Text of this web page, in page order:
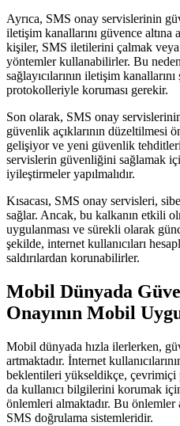
Ayrıca, SMS onay servislerinin
iletişim kanallarını güvence
kişiler, SMS iletilerini çalmak
yöntemler kullanabilirler. Bu
sağlayıcılarının iletişim
protokolleriyle koruması gerekir.
Son olarak, SMS onay
güvenlik açıklarının düzeltilmesi
gelişiyor ve yeni güvenlik
servislerin güvenliğini sağlamak
iyileştirmeler yapılmalıdır.
Kısacası, SMS onay servisleri,
sağlar. Ancak, bu kalkanın etkili
uygulanması ve sürekli olarak
şekilde, internet kullanıcıları
saldırılardan korunabilirler.
Mobil Dünyada
Onayının Mobil
Mobil dünyada hızla ilerlerken,
artmaktadır. İnternet
beklentileri yükseldikçe,
da kullanıcı bilgilerini korumak
önlemleri almaktadır. Bu önlemler
SMS doğrulama sistemleridir.